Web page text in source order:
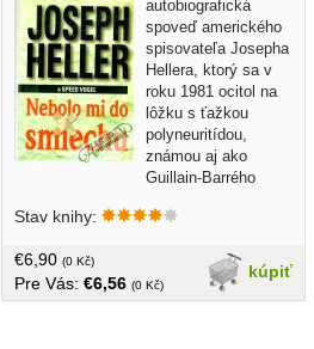
autobiografická
spoveď amerického
spisovateľa Josepha
Hellera, ktorý sa v
roku 1981 ocitol na
lôžku s ťažkou
polyneuritídou,
známou aj ako
Guillain-Barrého
postupnú svalovú paralýzu a môže byť
svojej skúsenosti s chorobou, liečbou a
rehabilitáciou, pričom sa spoliehal na
pomoc svojho priateľa a
Stav knihy:
kúpiť
€6,90 (0 Kč)
Pre Vás: €6,56 (0 Kč)